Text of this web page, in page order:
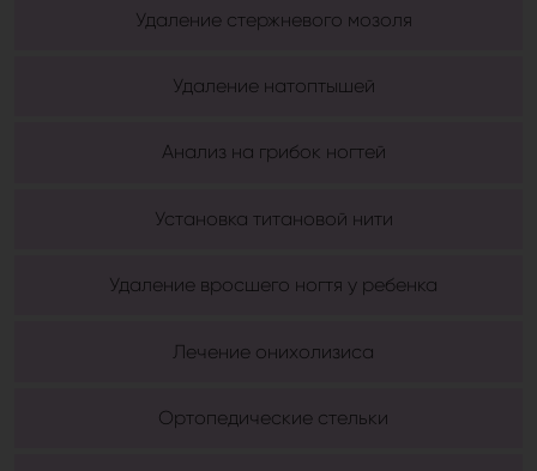
Удаление стержневого мозоля
Удаление натоптышей
Анализ на грибок ногтей
Установка титановой нити
Удаление вросшего ногтя у ребенка
Лечение онихолизиса
Ортопедические стельки